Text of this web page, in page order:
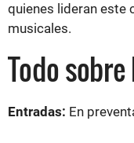
quienes lideran este
musicales.
Todo
Entradas: En